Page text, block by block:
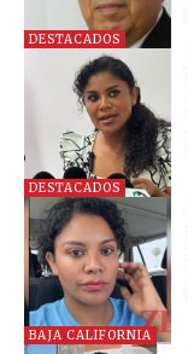
DESTACADOS
DESTACADOS
BAJA CALIFORNIA